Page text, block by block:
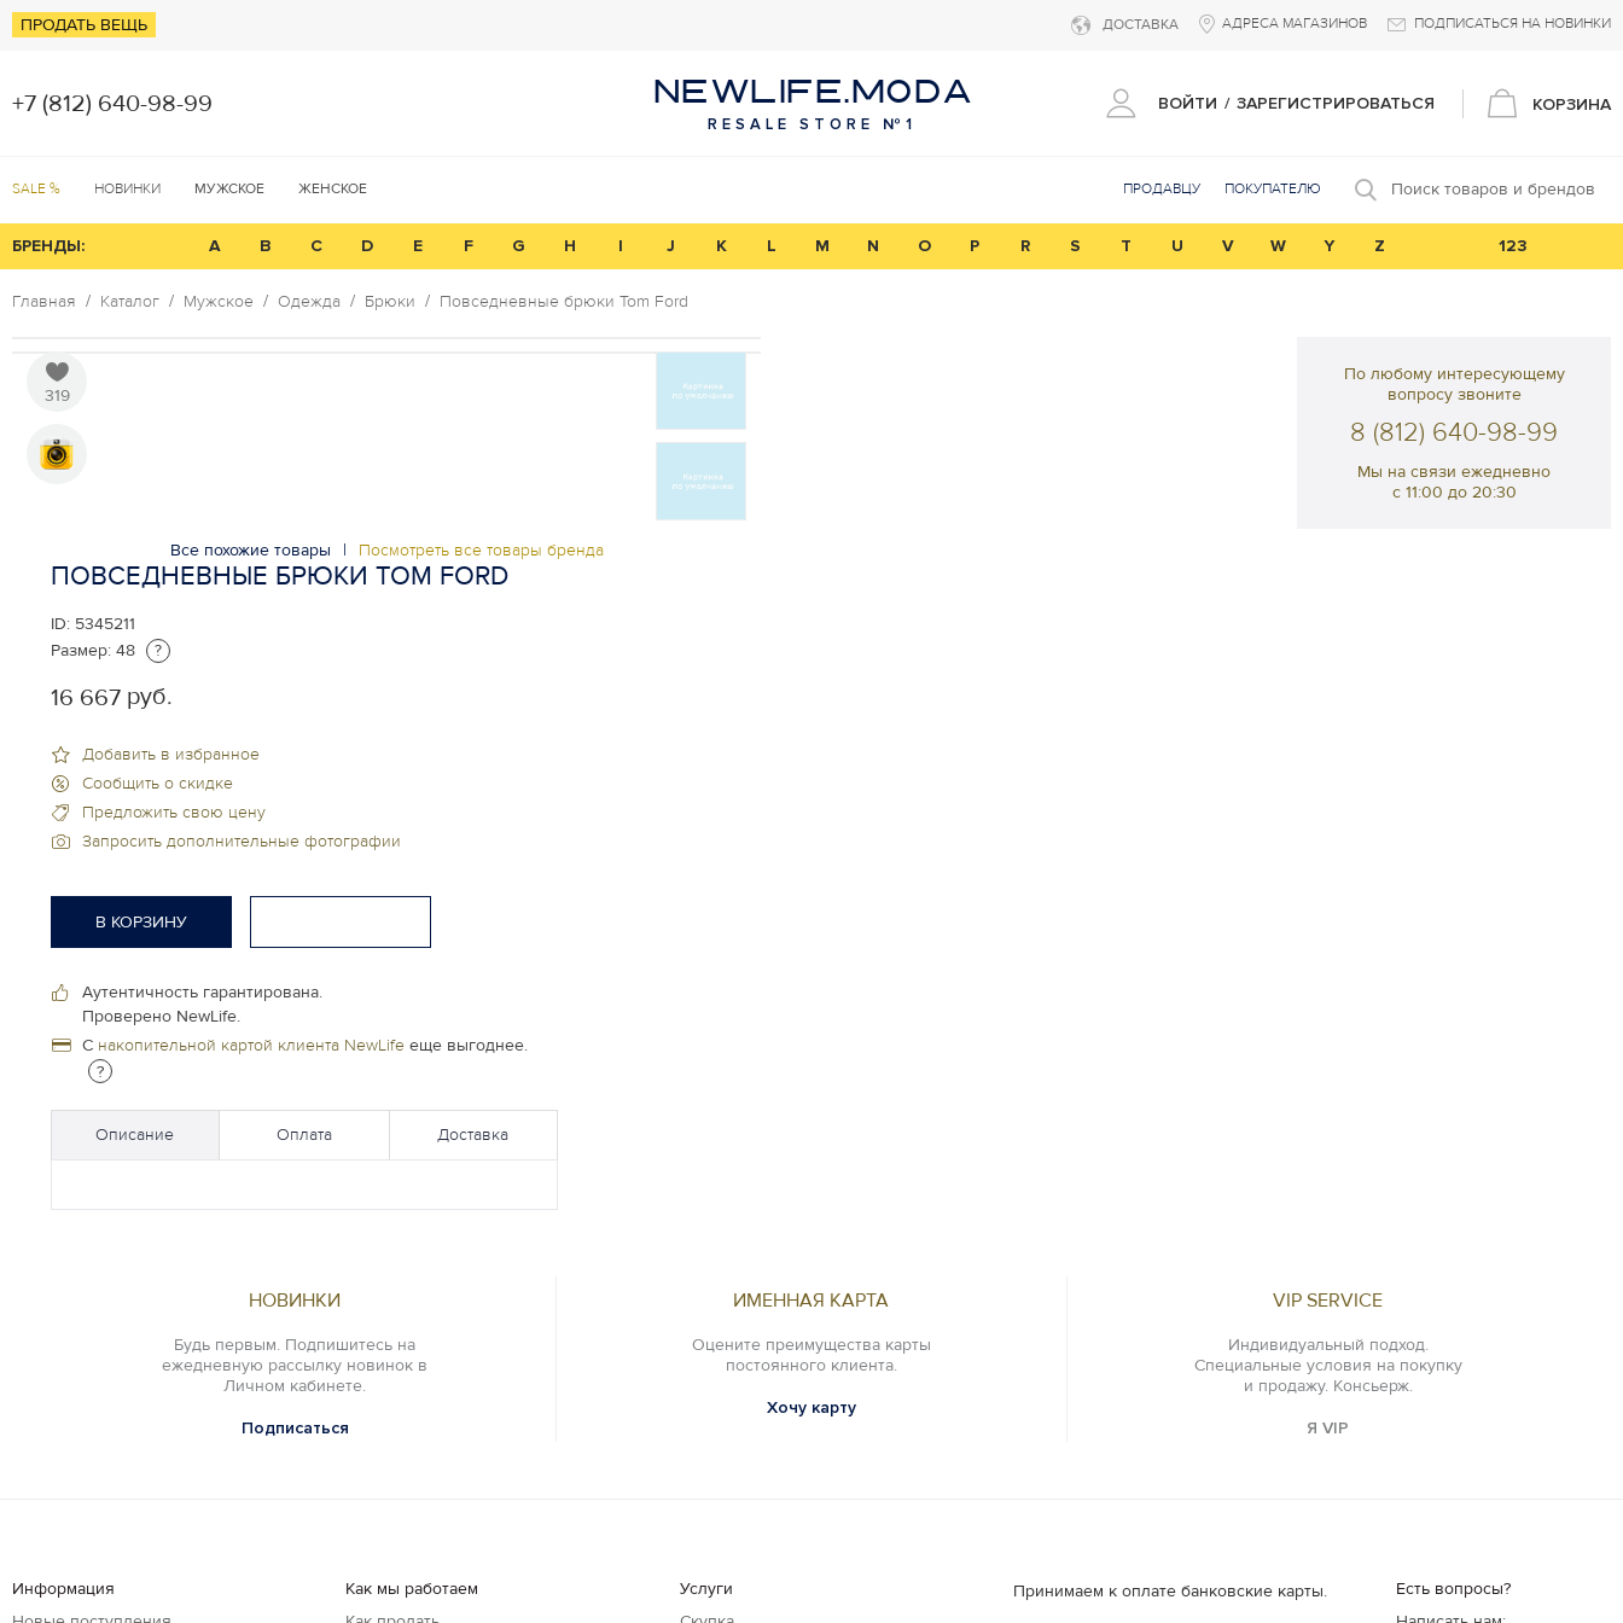
ПРОДАТЬ ВЕЩЬ ДОСТАВКА АДРЕСА МАГАЗИНОВ ПОДПИСАТЬСЯ НА НОВИНКИ
+7 (812) 640-98-99 NEWLIFE.MODA
RESALE STORE №1
ВОЙТИ / ЗАРЕГИСТРИРОВАТЬСЯ КОРЗИНА
SALE % НОВИНКИ МУЖСКОЕ ЖЕНСКОЕ ПРОДАВЦУ ПОКУПАТЕЛЮ Поиск товаров и брендов
БРЕНДЫ: A B C D E F G H I J K L M N O P R S T U V W Y Z 123
Главная Каталог Мужское Одежда Брюки Повседневные брюки Tom Ford
319
Все похожие товары | Посмотреть все товары бренда
ПОВСЕДНЕВНЫЕ БРЮКИ TOM FORD
ID: 5345211
Размер: 48 ?
16 667 руб.
Добавить в избранное
Сообщить о скидке
Предложить свою цену
Запросить дополнительные фотографии
В КОРЗИНУ
Аутентичность гарантирована.
Проверено NewLife.
С накопительной картой клиента NewLife еще выгоднее.
?
Описание Оплата Доставка
По любому интересующему
вопросу звоните
8 (812) 640-98-99
Мы на связи ежедневно
с 11:00 до 20:30
НОВИНКИ
Будь первым. Подпишитесь на
ежедневную рассылку новинок в
Личном кабинете.
Подписаться
ИМЕННАЯ КАРТА
Оцените преимущества карты
постоянного клиента.
Хочу карту
VIP SERVICE
Индивидуальный подход.
Специальные условия на покупку
и продажу. Консьерж.
Я VIP
Информация
Как мы работаем
Услуги
Принимаем к оплате банковские карты.
Есть вопросы?